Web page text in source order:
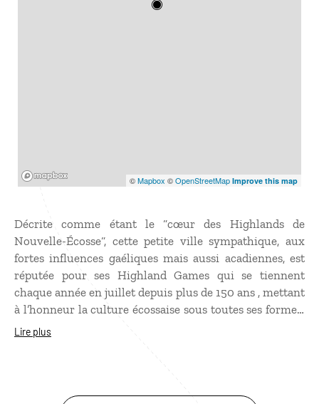
©Mapbox ©OpenStreetMap Improve this map
Décrite comme étant le “cœur des Highlands de
Nouvelle-Écosse“, cette petite ville sympathique, aux
fortes influences gaéliques mais aussi acadiennes, est
réputée pour ses Highland Games qui se tiennent
chaque année en juillet depuis plus de 150 ans , mettant
à l’honneur la culture écossaise sous toutes ses formes.
Côté nature, Antigonish est bordée de magnifiques
terrain de jeux pour pratiquer le mountain bike et
Lire plus